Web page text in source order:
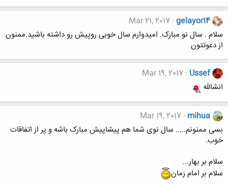
gelayor14
Mar 21, 2017
سلام . سال نو مبارک. امیدوارم سال خوبی روپیش رو داشته باشید.ممنون
از دعوتتون
Ussef
Mar 19, 2017
انشالله
mihua
Mar 19, 2017
بسی ممنونم..... سال نوی شما هم پیشاپیش مبارک باشه و پر از اتفاقات
خوب.
سلام بر بهار...
سلام بر امام زمان